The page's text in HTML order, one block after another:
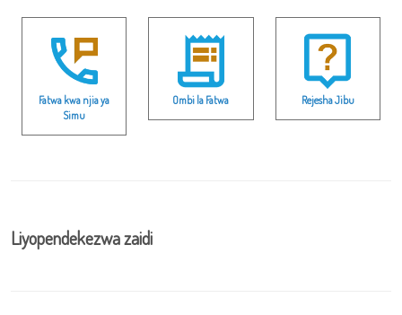
Fatwa kwa njia ya
Simu
Ombi la Fatwa Rejesha Jibu
Liyopendekezwa zaidi